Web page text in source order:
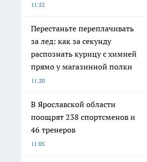
11:52
Перестаньте переплачивать
за лед: как за секунду
распознать курицу с химией
прямо у магазинной полки
11:20
В Ярославской области
поощрят 238 спортсменов и
46 тренеров
11:05